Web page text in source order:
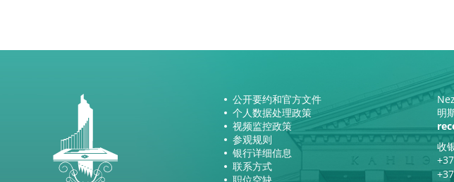
公开要约和官方文件
个人数据处理政策
视频监控政策
参观规则
银行详细信息
联系方式
明
收